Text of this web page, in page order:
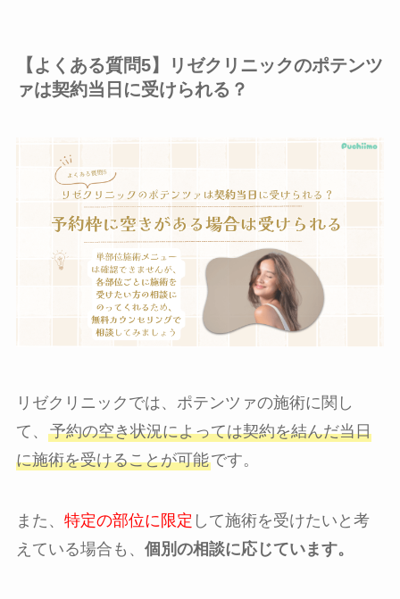
【よくある質問5】リゼクリニックのポテンツ
ァは契約当日に受けられる？
リゼクリニックでは、ポテンツァの施術に関し
て、 予約の空き状況によっては契約を結んだ当日
に施術を受けることが可能です。
また、 特定の部位に限定 して施術を受けたいと考
えている場合も、 個別の相談に応じています。